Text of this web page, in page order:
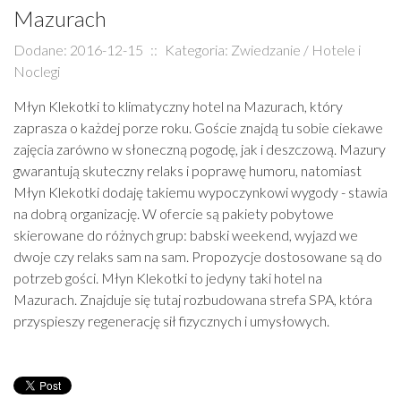
Mazurach
Dodane: 2016-12-15 :: Kategoria: Zwiedzanie / Hotele i
Noclegi
Młyn Klekotki to klimatyczny hotel na Mazurach, który
zaprasza o każdej porze roku. Goście znajdą tu sobie ciekawe
zajęcia zarówno w słoneczną pogodę, jak i deszczową. Mazury
gwarantują skuteczny relaks i poprawę humoru, natomiast
Młyn Klekotki dodaję takiemu wypoczynkowi wygody - stawia
na dobrą organizację. W ofercie są pakiety pobytowe
skierowane do różnych grup: babski weekend, wyjazd we
dwoje czy relaks sam na sam. Propozycje dostosowane są do
potrzeb gości. Młyn Klekotki to jedyny taki hotel na
Mazurach. Znajduje się tutaj rozbudowana strefa SPA, która
przyspieszy regenerację sił fizycznych i umysłowych.